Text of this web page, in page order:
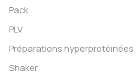
Pack
PLV
Préparations hyperprotéinées
Shaker